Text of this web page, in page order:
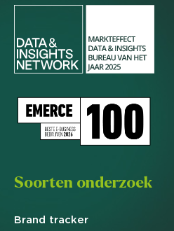
Soorten onderzoek
Brand tracker